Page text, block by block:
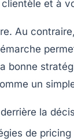
et à
Au
bonne
un
derrière la
de